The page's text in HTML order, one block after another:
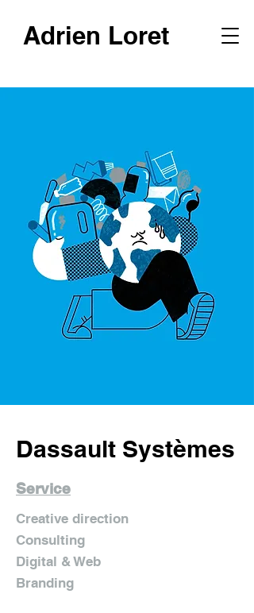
Adrien Loret
Dassault Systèmes
Service
Creative direction
Consulting
Digital & Web
Branding